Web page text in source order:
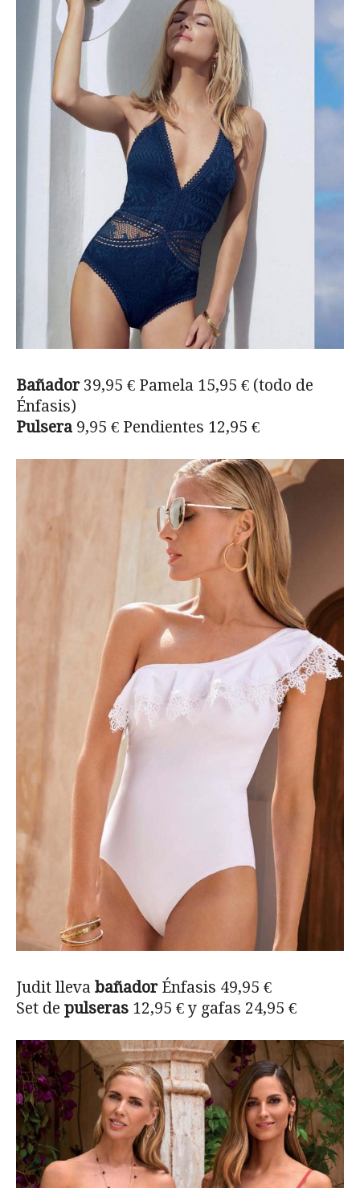
Bañador39,95 € Pamela 15,95 € (todo de
Énfasis)
Pulsera 9,95 € Pendientes 12,95 €
Judit lleva bañadorÉnfasis 49,95 €
Set de pulseras 12,95 € y gafas 24,95 €